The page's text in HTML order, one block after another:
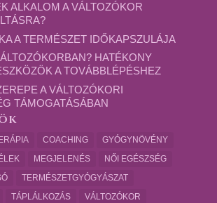
ALKALOM A VÁLTOZÓKOR
A TERMÉSZET IDŐKAPSZULÁJA
HATÉKONY
A TOVÁBBLÉPÉSHEZ
A VÁLTOZÓKORI
TÁMOGATÁSÁBAN
COACHING
GYÓGYNÖVÉNY
MEGJELENÉS
NŐI EGÉSZSÉG
TERMÉSZETGYÓGYÁSZAT
TÁPLÁLKOZÁS
VÁLTOZÓKOR